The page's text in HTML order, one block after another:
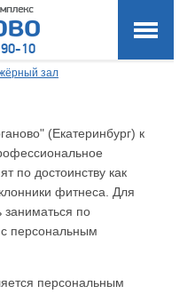
10
зал
(Екатеринбург) к
по достоинству как
фитнеса. Для
по
персональным
персональным